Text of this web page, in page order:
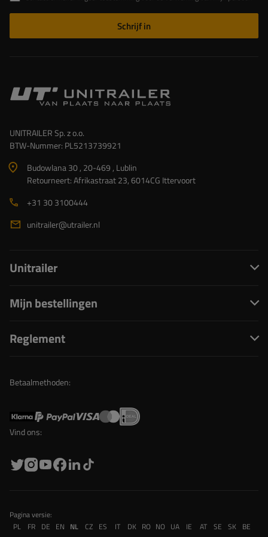
Schrijf in
UNITRAILER Sp. z o.o.
BTW-Nummer: PL5213739921
Budowlana 30 , 20-469 , Lublin
Retourneert: Afrikastraat 23, 6014CG Ittervoort
+31 30 3100444
unitrailer@utrailer.nl
Unitrailer
Mijn bestellingen
Reglement
Betaalmethoden:
Vind ons:
Pagina versie:
PL
FR DE EN NL CZ ES IT DK RO NO UA IE AT SE SK BE